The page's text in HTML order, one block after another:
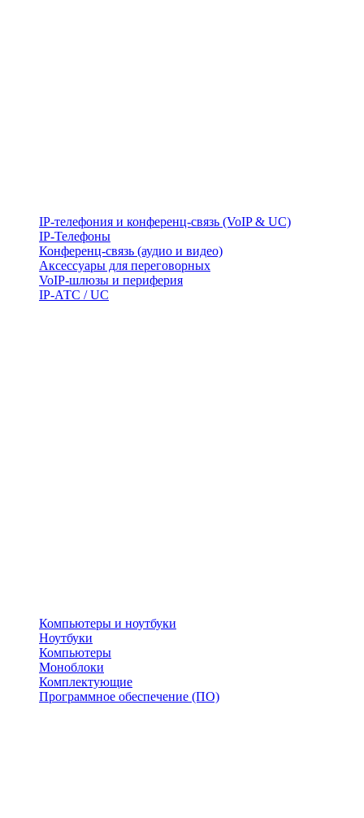
IP-телефония и конференц-связь (VoIP & UC)
IP-Телефоны
Конференц-связь (аудио и видео)
Аксессуары для переговорных
VoIP-шлюзы и периферия
IP-АТС / UC
Компьютеры и ноутбуки
Ноутбуки
Компьютеры
Моноблоки
Комплектующие
Программное обеспечение (ПО)